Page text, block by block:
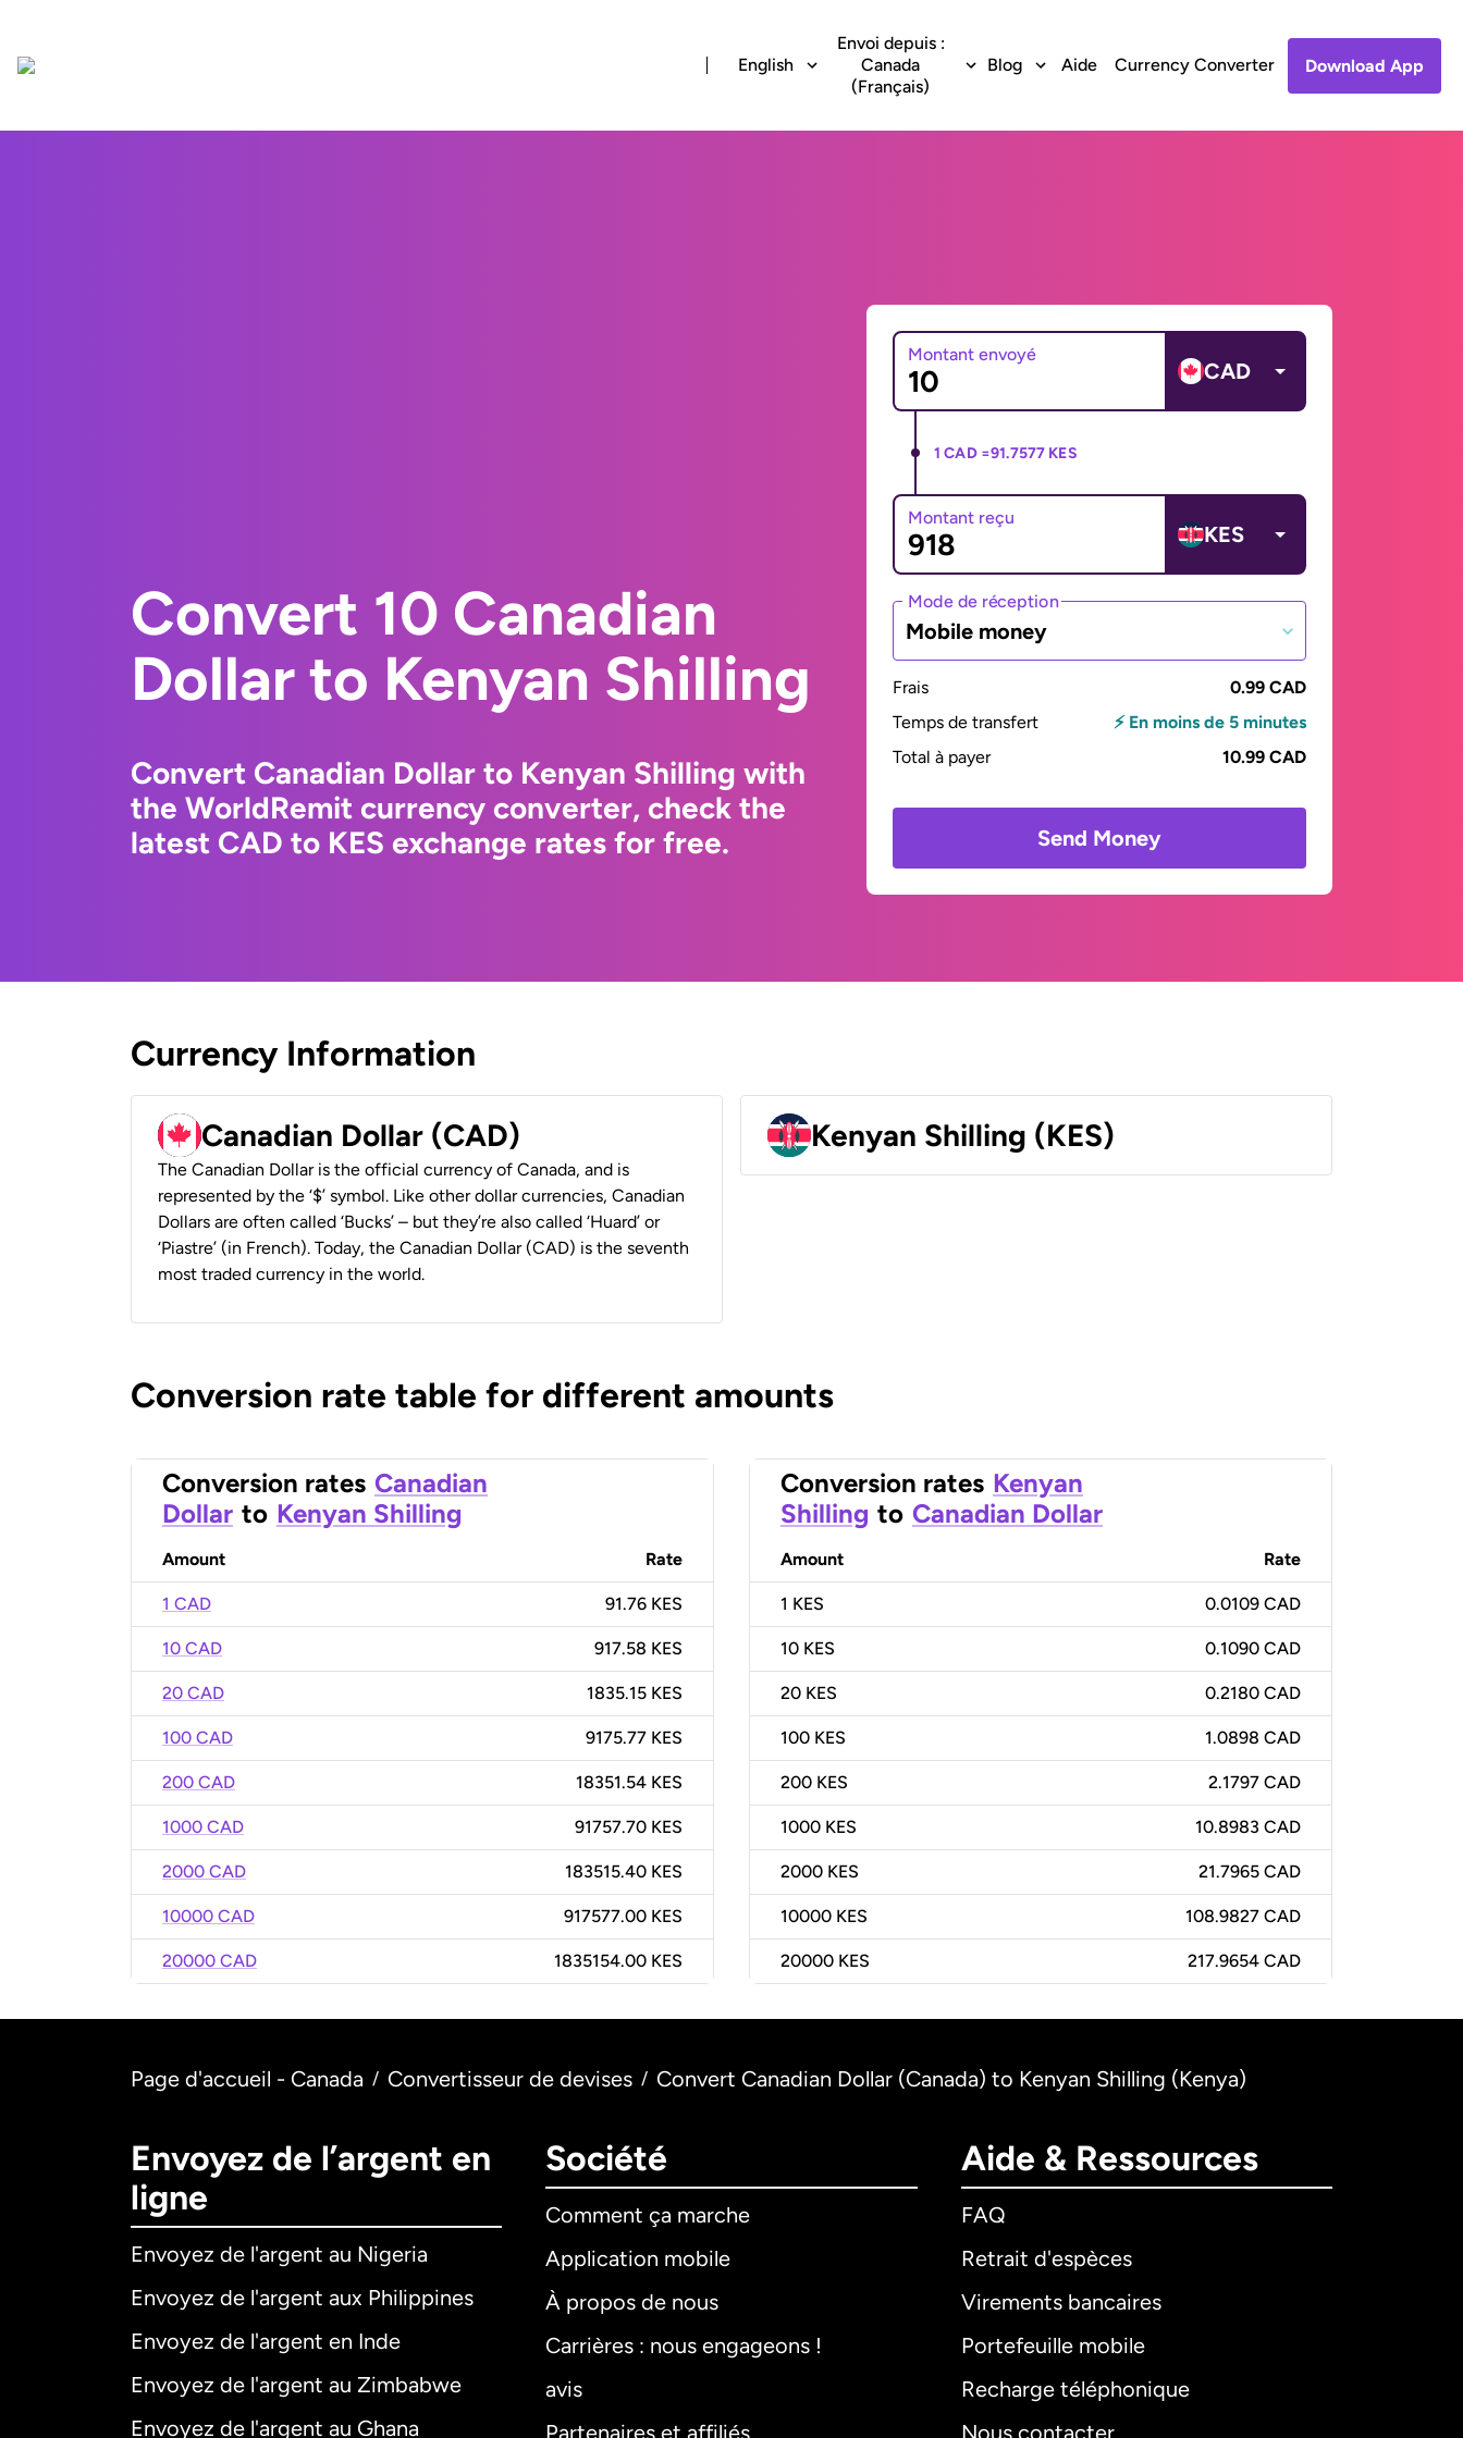
English
Envoi depuis :
Canada
(Français)
Blog Aide Currency Converter Download App
Convert 10 Canadian
Dollar to Kenyan Shilling
Convert Canadian Dollar to Kenyan Shilling with
the WorldRemit currency converter, check the
latest CAD to KES exchange rates for free.
Montant envoyé
CAD
1 CAD =91.7577 KES
Montant reçu
KES
Mode de réception
Mobile money
Frais
0.99 CAD
Temps de transfert
⚡ En moins de 5 minutes
Total à payer
10.99 CAD
Send Money
Currency Information
Canadian Dollar (CAD)
The Canadian Dollar is the official currency of Canada, and is
represented by the ‘$’ symbol. Like other dollar currencies, Canadian
Dollars are often called ‘Bucks’ – but they’re also called ‘Huard’ or
‘Piastre’ (in French). Today, the Canadian Dollar (CAD) is the seventh
most traded currency in the world.
Kenyan Shilling (KES)
Conversion rate table for different amounts
Conversion rates Canadian
Dollar to Kenyan Shilling
Amount Rate
1 CAD 91.76 KES
10 CAD 917.58 KES
20 CAD 1835.15 KES
100 CAD 9175.77 KES
200 CAD 18351.54 KES
1000 CAD 91757.70 KES
2000 CAD 183515.40 KES
10000 CAD 917577.00 KES
20000 CAD 1835154.00 KES
Conversion rates Kenyan
Shilling to Canadian Dollar
Amount Rate
1 KES 0.0109 CAD
10 KES 0.1090 CAD
20 KES 0.2180 CAD
100 KES 1.0898 CAD
200 KES 2.1797 CAD
1000 KES 10.8983 CAD
2000 KES 21.7965 CAD
10000 KES 108.9827 CAD
20000 KES 217.9654 CAD
Page d'accueil - Canada / Convertisseur de devises / Convert Canadian Dollar (Canada) to Kenyan Shilling (Kenya)
Envoyez de l’argent en
ligne
Envoyez de l'argent au Nigeria
Envoyez de l'argent aux Philippines
Envoyez de l'argent en Inde
Envoyez de l'argent au Zimbabwe
Envoyez de l'argent au Ghana
Société
Comment ça marche
Application mobile
À propos de nous
Carrières : nous engageons !
avis
Aide & Ressources
FAQ
Retrait d'espèces
Virements bancaires
Portefeuille mobile
Recharge téléphonique